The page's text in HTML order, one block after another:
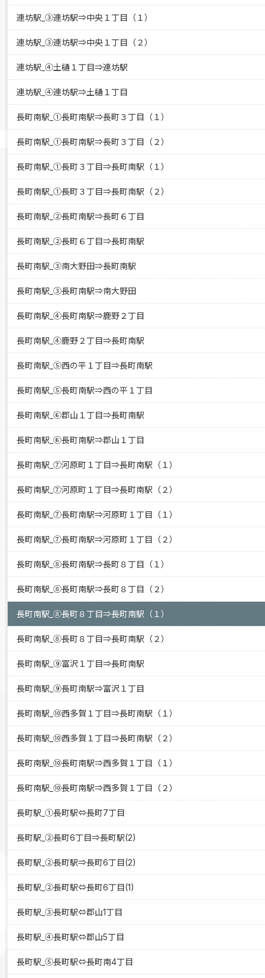
連坊駅_③連坊駅⇒中央１丁目（１）
連坊駅_③連坊駅⇒中央１丁目（２）
連坊駅_④土樋１丁目⇒連坊駅
連坊駅_④連坊駅⇒土樋１丁目
長町南駅_①長町南駅⇒長町３丁目（１）
長町南駅_①長町南駅⇒長町３丁目（２）
長町南駅_①長町３丁目⇒長町南駅（１）
長町南駅_①長町３丁目⇒長町南駅（２）
長町南駅_②長町南駅⇒長町６丁目
長町南駅_②長町６丁目⇒長町南駅
長町南駅_③南大野田⇒長町南駅
長町南駅_③長町南駅⇒南大野田
長町南駅_④長町南駅⇒鹿野２丁目
長町南駅_④鹿野２丁目⇒長町南駅
長町南駅_⑤西の平１丁目⇒長町南駅
長町南駅_⑤長町南駅⇒西の平１丁目
長町南駅_⑥郡山１丁目⇒長町南駅
長町南駅_⑥長町南駅⇒郡山１丁目
長町南駅_⑦河原町１丁目⇒長町南駅（１）
長町南駅_⑦河原町１丁目⇒長町南駅（２）
長町南駅_⑦長町南駅⇒河原町１丁目（１）
長町南駅_⑦長町南駅⇒河原町１丁目（２）
長町南駅_⑧長町南駅⇒長町８丁目（１）
長町南駅_⑧長町南駅⇒長町８丁目（２）
長町南駅_⑧長町８丁目⇒長町南駅（１）
長町南駅_⑧長町８丁目⇒長町南駅（２）
長町南駅_⑨富沢１丁目⇒長町南駅
長町南駅_⑨長町南駅⇒富沢１丁目
長町南駅_⑩西多賀１丁目⇒長町南駅（１）
長町南駅_⑩西多賀１丁目⇒長町南駅（２）
長町南駅_⑩長町南駅⇒西多賀１丁目（１）
長町南駅_⑩長町南駅⇒西多賀１丁目（２）
長町駅_①長町駅⇔長町7丁目
長町駅_②長町6丁目⇒長町駅(2)
長町駅_②長町駅⇒長町6丁目(2)
長町駅_②長町駅⇔長町6丁目(1)
長町駅_③長町駅⇔郡山1丁目
長町駅_④長町駅⇔郡山5丁目
長町駅_⑤長町駅⇔長町南4丁目